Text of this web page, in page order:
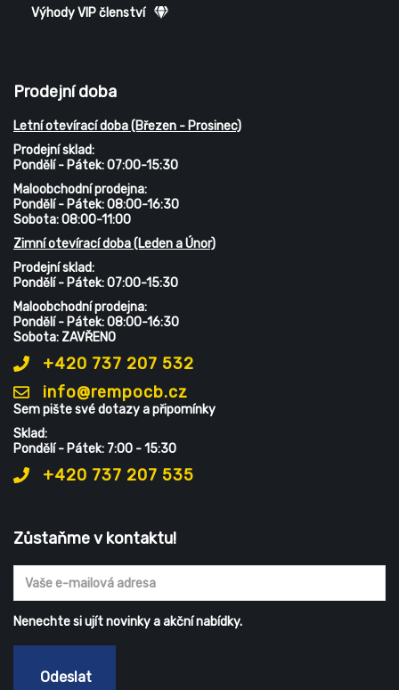
Výhody VIP členství
Prodejní doba
Letní otevírací doba (Březen - Prosinec)
Prodejní sklad:
Pondělí - Pátek: 07:00-15:30
Maloobchodní prodejna:
Pondělí - Pátek: 08:00-16:30
Sobota: 08:00-11:00
Zimní otevírací doba (Leden a Únor)
Prodejní sklad:
Pondělí - Pátek: 07:00-15:30
Maloobchodní prodejna:
Pondělí - Pátek: 08:00-16:30
Sobota: ZAVŘENO
+420 737 207 532
info@rempocb.cz
Sem pište své dotazy a připomínky
Sklad:
Pondělí - Pátek: 7:00 - 15:30
+420 737 207 535
Zůstaňme v kontaktu!
Nenechte si ujít novinky a akční nabídky.
Odeslat